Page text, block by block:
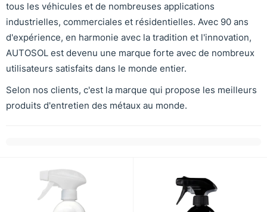
tous les véhicules et de nombreuses applications
industrielles, commerciales et résidentielles. Avec 90 ans
d'expérience, en harmonie avec la tradition et l'innovation,
AUTOSOL est devenu une marque forte avec de nombreux
utilisateurs satisfaits dans le monde entier.
Selon nos clients, c'est la marque qui propose les meilleurs
produits d'entretien des métaux au monde.